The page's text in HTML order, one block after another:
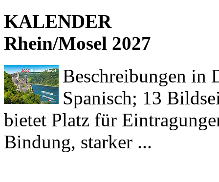
KALENDER
Rhein/Mosel 2027
Beschreibungen in
Spanisch; 13
bietet Platz für
Bindung, starker ...